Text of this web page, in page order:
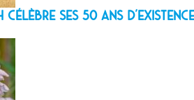
célèbre ses 50 ans